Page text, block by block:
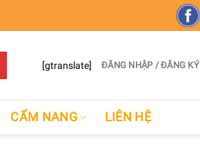
[gtranslate] ĐĂNG NHẬP / ĐĂNG KÝ
CẨM NANG LIÊN HỆ